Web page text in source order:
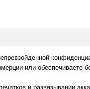
или обеспечиваете
и развязывании